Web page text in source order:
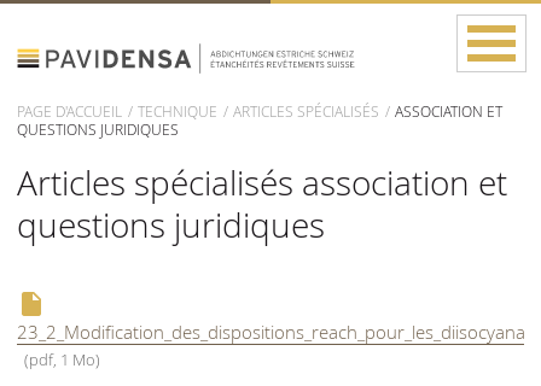
PAGE D'ACCUEIL TECHNIQUE ARTICLES SPÉCIALISÉS
ASSOCIATION ET
QUESTIONS JURIDIQUES
Articles spécialisés association et
questions juridiques
(pdf, 1 Mo)